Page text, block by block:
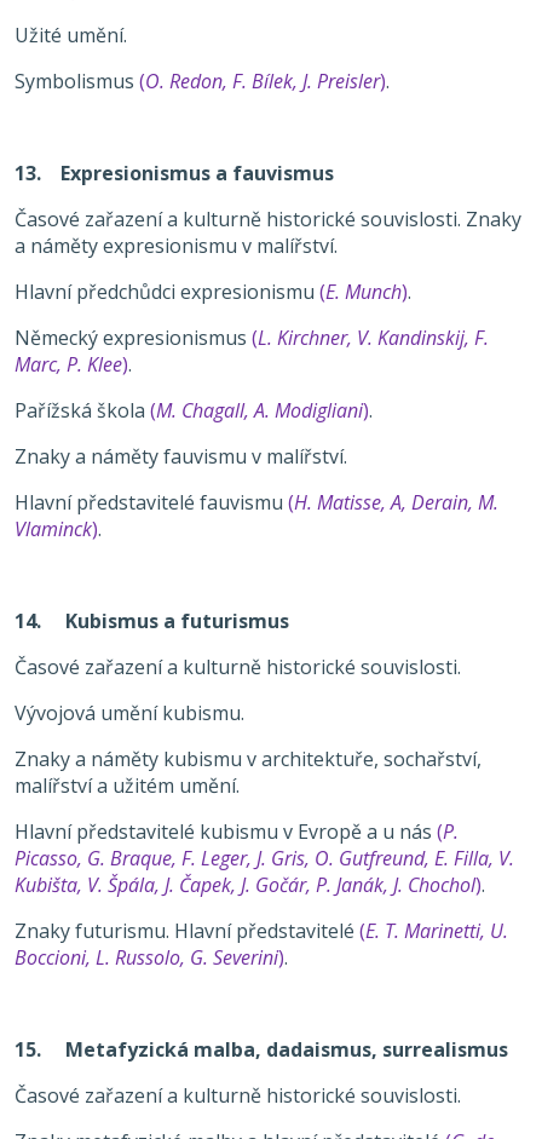
Užité umění.
Symbolismus (O. Redon, F. Bílek, J. Preisler).
13. Expresionismus a fauvismus
Časové zařazení a kulturně historické souvislosti. Znaky
a náměty expresionismu v malířství.
Hlavní předchůdci expresionismu (E. Munch).
Německý expresionismus (L. Kirchner, V. Kandinskij, F.
Marc, P. Klee).
Pařížská škola (M. Chagall, A. Modigliani).
Znaky a náměty fauvismu v malířství.
Hlavní představitelé fauvismu (H. Matisse, A, Derain, M.
Vlaminck).
14. Kubismus a futurismus
Časové zařazení a kulturně historické souvislosti.
Vývojová umění kubismu.
Znaky a náměty kubismu v architektuře, sochařství,
malířství a užitém umění.
Hlavní představitelé kubismu v Evropě a u nás (P.
Picasso, G. Braque, F. Leger, J. Gris, O. Gutfreund, E. Filla, V.
Kubišta, V. Špála, J. Čapek, J. Gočár, P. Janák, J. Chochol).
Znaky futurismu. Hlavní představitelé (E. T. Marinetti, U.
Boccioni, L. Russolo, G. Severini).
15. Metafyzická malba, dadaismus, surrealismus
Časové zařazení a kulturně historické souvislosti.